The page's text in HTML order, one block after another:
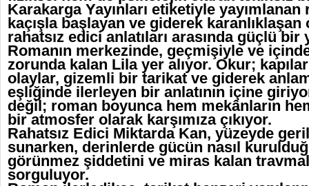
Karakarga Yayınları etiketiyle
kaçışla başlayan ve giderek
rahatsız edici anlatıları arasında güçlü
Romanın merkezinde, geçmişiyle ve
zorunda kalan Lila yer alıyor. Okur;
olaylar, gizemli bir tarikat ve giderek
eşliğinde ilerleyen bir anlatının içine
değil; roman boyunca hem mekânların
bir atmosfer olarak karşımıza çıkıyor.
Rahatsız Edici Miktarda Kan, yüzeyde
sunarken, derinlerde gücün nasıl
görünmez şiddetini ve miras kalan
sorguluyor.